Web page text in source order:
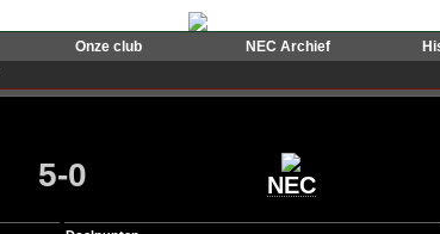
Onze club NEC Archief
5-0 NEC